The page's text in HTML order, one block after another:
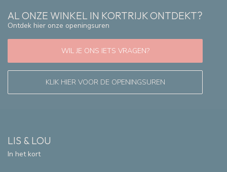
AL ONZE WINKEL IN KORTRIJK ONTDEKT?
Ontdek hier onze openingsuren
WIL JE ONS IETS VRAGEN?
KLIK HIER VOOR DE OPENINGSUREN
LIS & LOU
In het kort